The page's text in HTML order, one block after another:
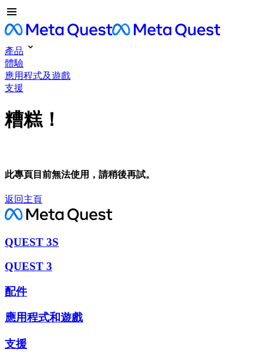
產品
體驗
應用程式及遊戲
支援
糟糕！
此專頁目前無法使用，請稍後再試。
返回主頁
QUEST 3S
QUEST 3
配件
應用程式和遊戲
支援